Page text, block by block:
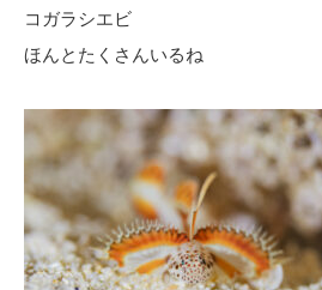
コガラシエビ
ほんとたくさんいるね